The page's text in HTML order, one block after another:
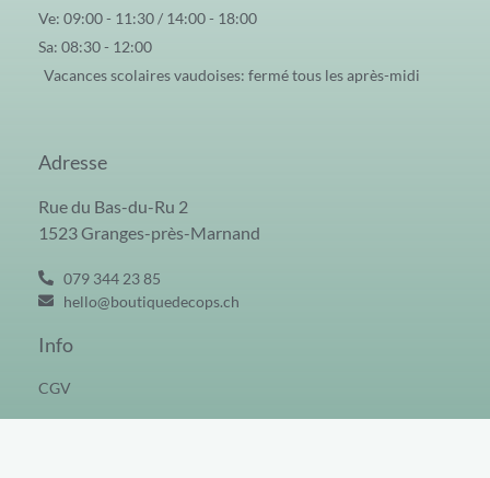
Ve: 09:00 - 11:30 / 14:00 - 18:00
Sa: 08:30 - 12:00
Vacances scolaires vaudoises: fermé tous les après-midi
Adresse
Rue du Bas-du-Ru 2
1523 Granges-près-Marnand
079 344 23 85
hello@boutiquedecops.ch
Info
CGV